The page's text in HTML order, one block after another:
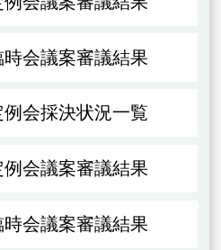
会議案審議結果
会採決状況一覧
会議案審議結果
会議案審議結果